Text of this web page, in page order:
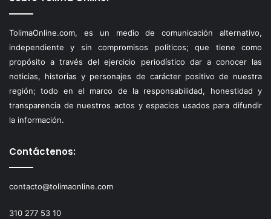
TolimaOnline.com, es un medio de comunicación alternativo,
independiente y sin compromisos políticos; que tiene como
propósito a través del ejercicio periodístico dar a conocer las
noticias, historias y personajes de carácter positivo de nuestra
región; todo en el marco de la responsabilidad, honestidad y
transparencia de nuestros actos y espacios usados para difundir
la información.
Contáctenos:
contacto@tolimaonline.com
310 277 53 10